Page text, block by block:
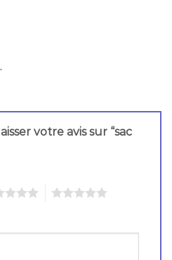
votre avis sur “sac